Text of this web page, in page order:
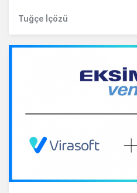
Tuğçe İçözü